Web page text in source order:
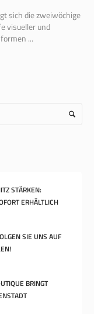
sich die zweiwöchige
visueller und
...
STÄRKEN:
ERHÄLTLICH
SIE UNS AUF
BRINGT